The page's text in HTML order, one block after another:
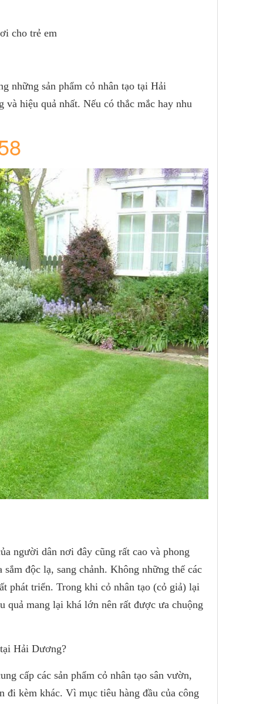
cho trẻ em
những sản phẩm cỏ nhân tạo tại Hải
hiệu quả nhất. Nếu có thắc mắc hay nhu
người dân nơi đây cũng rất cao và phong
độc lạ, sang chảnh. Không những thế các
phát triển. Trong khi cỏ nhân tạo (cỏ giả) lại
mang lại khá lớn nên rất được ưa chuộng
Hải Dương?
cấp các sản phẩm cỏ nhân tạo sân vườn,
đi kèm khác. Vì mục tiêu hàng đầu của công